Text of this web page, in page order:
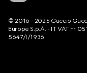
© 2016 - 2025 Guccio
Europe S.p.A. - IT VAT nr
5647/I/1936